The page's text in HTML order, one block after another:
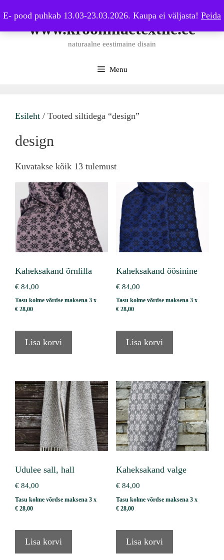
E- pood puhkab 13.03-23.03.2026. Kaupa ei väljasta! Peida
to
content www.kroonmaetextile.ee
naturaalne eestimaine disain
Menu
Esileht / Tooted siltidega “design”
design
Kuvatakse kõik 13 tulemustSorted
latest
Kaheksakand õrnlilla
€ 84,00
Tasu kolme võrdse maksena 3 x
€ 28,00
Lisa korvi
Kaheksakand öösinine
€84,00
Tasu kolme võrdse maksena 3 x
€28,00
Lisa korvi
Udulee sall, hall
€ 84,00
Tasu kolme võrdse maksena 3 x
€ 28,00
Lisa korvi
Kaheksakand valge
€84,00
Tasu kolme võrdse maksena 3 x
€28,00
Lisa korvi